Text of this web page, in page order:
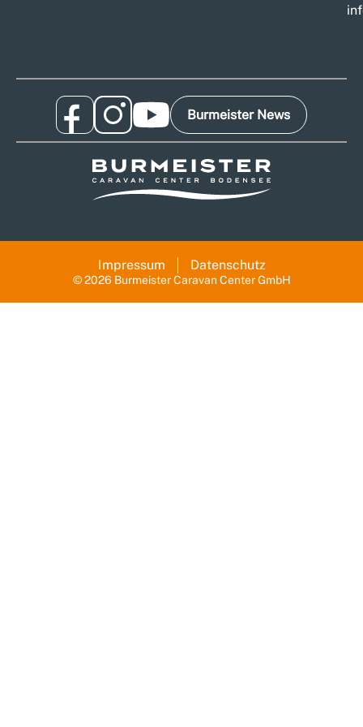
Burmeister News
© 2026 Burmeister Caravan Center GmbH
Impressum Datenschutz